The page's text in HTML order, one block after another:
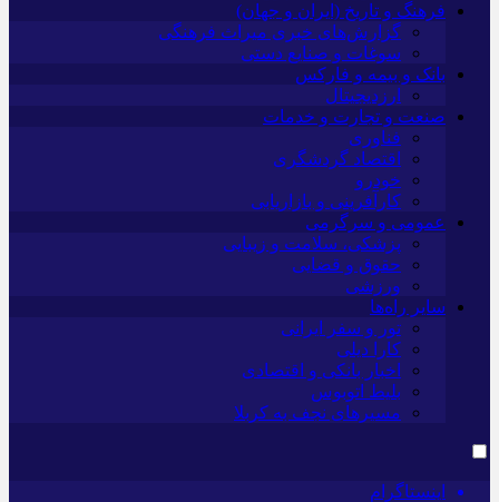
فرهنگ و تاریخ (ایران و جهان)
گزارش‌های خبری میراث فرهنگی
سوغات و صنایع دستی
بانک و بیمه و فارکس
ارزدیجیتال
صنعت و تجارت و خدمات
فناوری
اقتصاد گردشگری
خودرو
کارآفرینی و بازاریابی
عمومی و سرگرمی
پزشکی، سلامت و زیبایی
حقوق و قضایی
ورزشی
سایر راه‌ها
تور و سفر ایرانی
کارا دیلی
اخبار بانکی و اقتصادی
بلیط اتوبوس
مسیرهای نجف به کربلا
اینستاگرام